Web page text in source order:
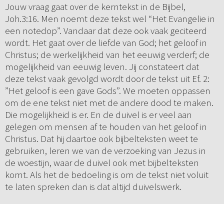
Jouw vraag gaat over de kerntekst in de Bijbel,
Joh.3:16. Men noemt deze tekst wel “Het Evangelie in
een notedop”. Vandaar dat deze ook vaak geciteerd
wordt. Het gaat over de liefde van God; het geloof in
Christus; de werkelijkheid van het eeuwig verderf; de
mogelijkheid van eeuwig leven. Jij constateert dat
deze tekst vaak gevolgd wordt door de tekst uit Ef. 2:
”Het geloof is een gave Gods”. We moeten oppassen
om de ene tekst niet met de andere dood te maken.
Die mogelijkheid is er. En de duivel is er veel aan
gelegen om mensen af te houden van het geloof in
Christus. Dat hij daartoe ook bijbelteksten weet te
gebruiken, leren we van de verzoeking van Jezus in
de woestijn, waar de duivel ook met bijbelteksten
komt. Als het de bedoeling is om de tekst niet voluit
te laten spreken dan is dat altijd duivelswerk.